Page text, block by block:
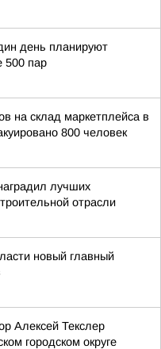
день планируют
500 пар
на склад маркетплейса в
800 человек
лучших
отрасли
новый главный
Алексей Текслер
городском округе